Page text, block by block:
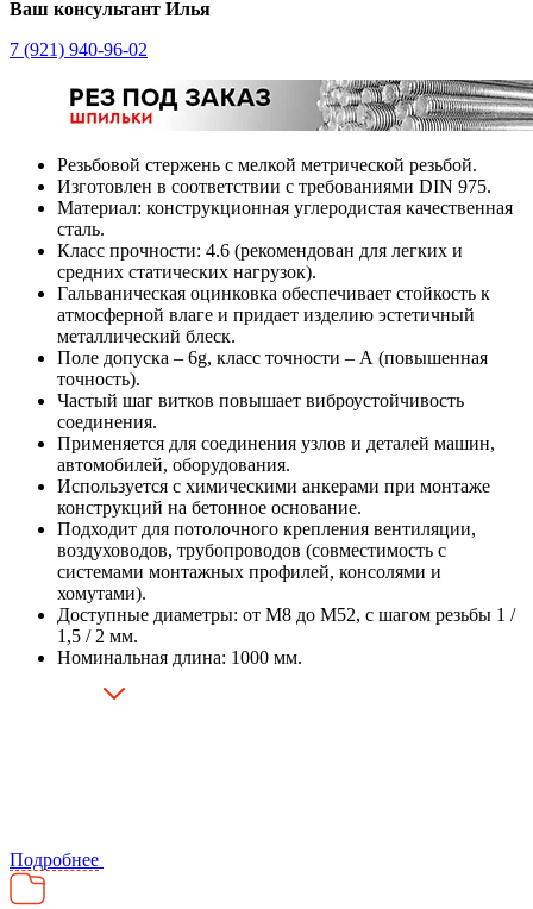
Ваш консультант Илья
7 (921) 940-96-02
Резьбовой стержень с мелкой метрической резьбой.
Изготовлен в соответствии с требованиями DIN 975.
Материал: конструкционная углеродистая качественная
сталь.
Класс прочности: 4.6 (рекомендован для легких и
средних статических нагрузок).
Гальваническая оцинковка обеспечивает стойкость к
атмосферной влаге и придает изделию эстетичный
металлический блеск.
Поле допуска – 6g, класс точности – А (повышенная
точность).
Частый шаг витков повышает виброустойчивость
соединения.
Применяется для соединения узлов и деталей машин,
автомобилей, оборудования.
Используется с химическими анкерами при монтаже
конструкций на бетонное основание.
Подходит для потолочного крепления вентиляции,
воздуховодов, трубопроводов (совместимость с
системами монтажных профилей, консолями и
хомутами).
Доступные диаметры: от М8 до М52, с шагом резьбы 1 /
1,5 / 2 мм.
Номинальная длина: 1000 мм.
Подробнее